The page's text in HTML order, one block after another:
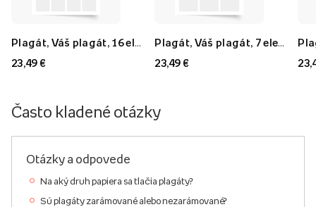
23,49 €
23,49 €
Často kladené otázky
Otázky a odpovede
Na aký druh papiera sa tlačia plagáty?
Sú plagáty zarámované alebo nezarámované?